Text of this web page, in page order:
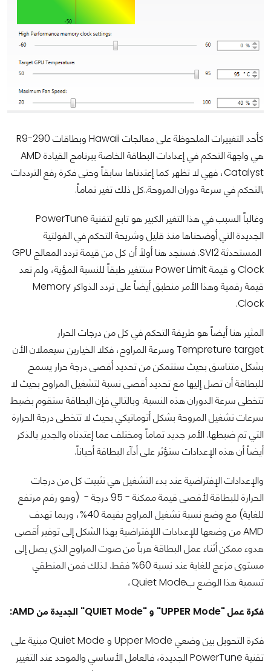
كأحد التغييرات الملحوظة على معالجات Hawaii وبطاقات R9-290
هي واجهة التحكم في إعدادات البطاقة الخاصة ببرنامج القيادة AMD
Catalyst، فهي لا تظهر كما إعتدناها سابقاً وحتى فكرة رفع الترددات
,التحكم في سرعة دوران المروحة..كل ذلك تغير تماماً.
وغالباً السبب في هذا التغير الكبير هو تابع لتقنية PowerTune
الجديدة التي أوضحناها منذ قليل وشريحة التحكم في الفولتية
المستحدثة SVI2. فسنجد هنا أولاً أن كل من قيمة تردد المعالج GPU
Clock و قيمة Power Limit ستتغير طبقاً للنسبة المؤية، ولم تعد
قيمة رقمية وهذا الأمر منطبق أيضاً على تردد الذواكر Memory
Clock.
المثير هنا أيضاً هو طريقة التحكم في كل من درجات الحرار
Tempreture target وسرعة المراوح، فكلا الخيارين سيعملان الأن
بشكل متناسق بحيث ستتمكن من تحديد أقصى درجة حرار يسمح
للبطاقة أن تصل إليها مع تحديد أقصى نسبة لتشغيل المراوح بحيث لا
تتخطى سرعة الدوران هذه النسبة. وبالتالي فإن البطاقة ستقوم بضبط
سرعات تشغيل المروحة بشكل أتوماتيكي بحيث لا تتخطى درجة الحرارة
التي تم ضبطها. الأمر جديد تماماً ومختلف عما إعتدناه والجدير بالذكر
أيضاً أن هذه الإعدادات ستؤثر على أدآء البطاقة أحياناً.
والإعدادات الإفتراضية عند بدء التشغيل هي تثبيت كل من درجات
الحرارة للبطاقة لأقصى قيمة ممكنة - 95 درجة - (وهو رقم مرتفع
للغاية) مع وضع نسبة تشغيل المراوح بقيمة 40%، وربما تهدف
AMD من وضعها للإعدادات اللإفتراضية بهذا الشكل إلى توفير أقصى
هدوء ممكن أثناء عمل البطاقة هرباً من صوت المراوح الذي يصل إلى
مستوى مزعج للغاية عند نسبة 60% فقط. لذلك فمن المنطقي
تسمية هذا الوضع بQuiet Mode،
فكرة عمل "UPPER Mode" و "QUIET Mode" الجديدة من AMD:
فكرة التحويل بين وضعي Upper Mode و Quiet Mode مبنية على
تقنية PowerTune الجديدة، فالعامل الأساسي والموحد عند التغيير